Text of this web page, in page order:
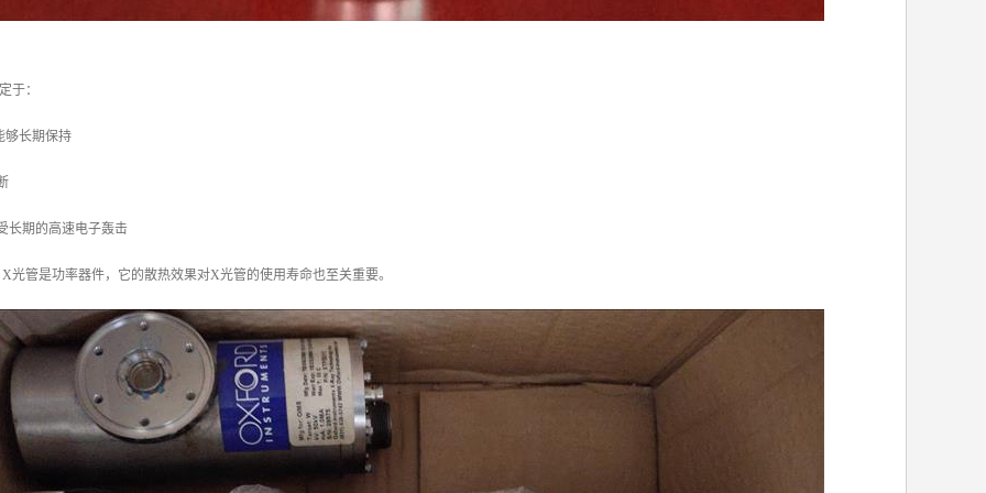
于：
够长期保持
长期的高速电子轰击
光管是功率器件，它的散热效果对X光管的使用寿命也至关重要。